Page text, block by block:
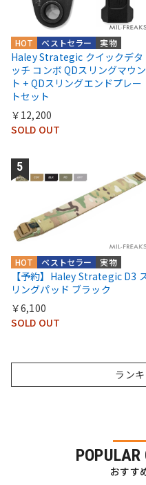
実物
ベストセラー
HOT
Haley Strategic クイックデタ
ッチ コンボ QDスリングマウン
ト + QDスリングエンドプレー
トセット
￥12,200
SOLD OUT
実物
ベストセラー
HOT
【予約】Haley Strategic D3
リングパッド ブラック
￥6,100
SOLD OUT
ラン
POPULAR
おすす